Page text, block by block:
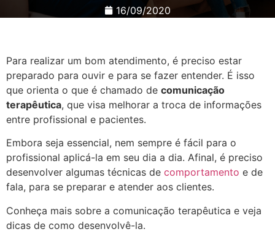
16/09/2020
Para realizar um bom atendimento, é preciso estar
preparado para ouvir e para se fazer entender. É isso
que orienta o que é chamado de comunicação
terapêutica, que visa melhorar a troca de informações
entre profissional e pacientes.
Embora seja essencial, nem sempre é fácil para o
profissional aplicá-la em seu dia a dia. Afinal, é preciso
desenvolver algumas técnicas de comportamento e de
fala, para se preparar e atender aos clientes.
Conheça mais sobre a comunicação terapêutica e veja
dicas de como desenvolvê-la.